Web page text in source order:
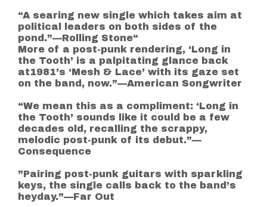
“A searing new single which takes aim at
political leaders on both sides of the
pond.”—Rolling Stone“
More of a post-punk rendering, ‘Long in
the Tooth’ is a palpitating glance back
at1981’s ‘Mesh & Lace’ with its gaze set
on the band, now.”—American Songwriter
“We mean this as a compliment: ‘Long in
the Tooth’ sounds like it could be a few
decades old, recalling the scrappy,
melodic post-punk of its debut.”—
Consequence
”Pairing post-punk guitars with sparkling
keys, the single calls back to the band’s
heyday.”—Far Out